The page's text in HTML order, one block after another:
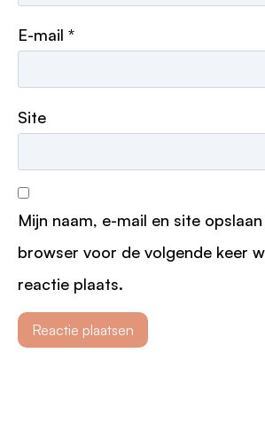
E-mail *
Site
Mijn naam, e-mail en site
browser voor de volgende keer
reactie plaats.